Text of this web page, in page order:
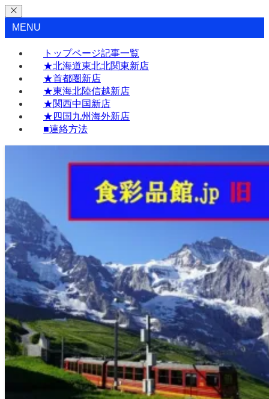
MENU
トップページ記事一覧
★北海道東北北関東新店
★首都圏新店
★東海北陸信越新店
★関西中国新店
★四国九州海外新店
■連絡方法